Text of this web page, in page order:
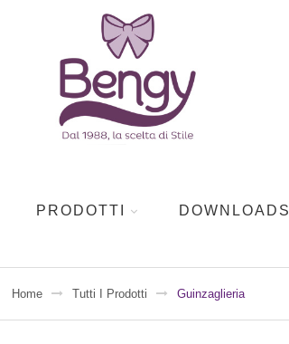
PRODOTTI DOWNLOADS
Home Tutti I Prodotti Guinzaglieria